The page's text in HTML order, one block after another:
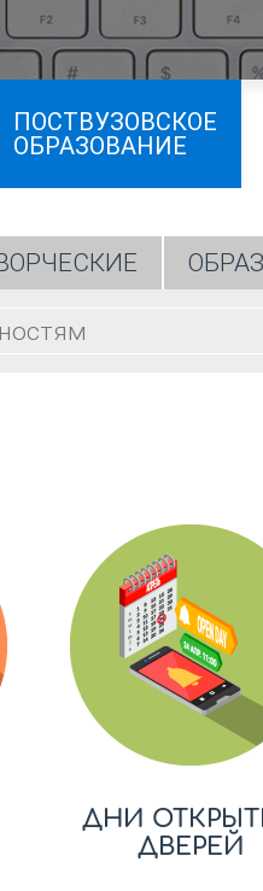
ПОСТВУЗОВСКОЕ
ОБРАЗОВАНИЕ
ДНИ
ДВЕРЕЙ